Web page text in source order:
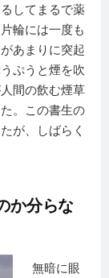
してまるで薬
輪には一度も
あまりに突起
ぷうと煙を吹
間の飲む煙草
。この書生の
が、しばらく
か分らな
無暗に眼